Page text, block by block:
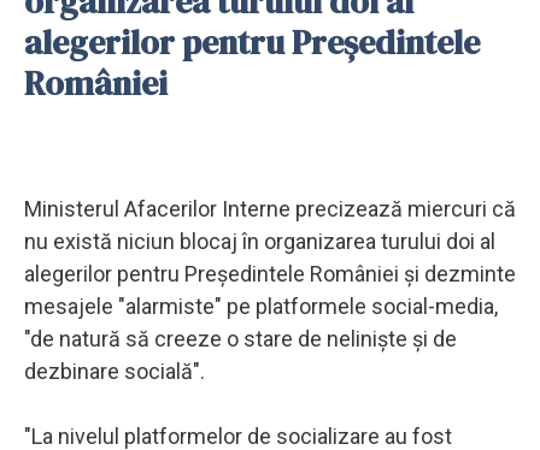
alegerilor pentru Preşedintele
României
Ministerul Afacerilor Interne precizează miercuri că
nu există niciun blocaj în organizarea turului doi al
alegerilor pentru Preşedintele României şi dezminte
mesajele "alarmiste" pe platformele social-media,
"de natură să creeze o stare de nelinişte şi de
dezbinare socială".
"La nivelul platformelor de socializare au fost